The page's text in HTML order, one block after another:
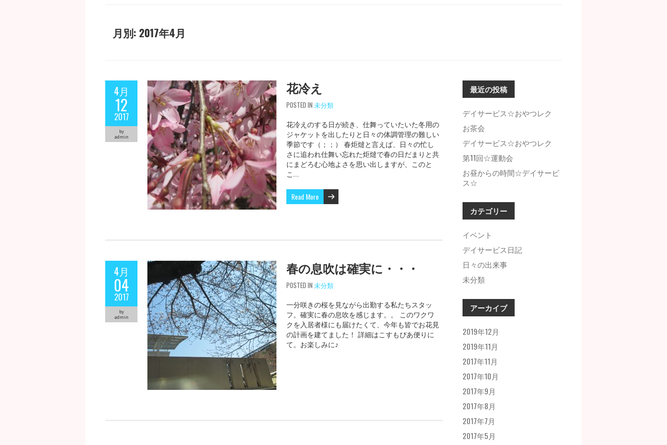
月別: 2017年4月
4月
12
2017
by
admin
花冷え
POSTED IN 未分類
花冷えのする日が続き、仕舞っていたいた冬用の
ジャケットを出したりと日々の体調管理の難しい
季節です（；；） 春炬燵と言えば、日々の忙し
さに追われ仕舞い忘れた炬燵で春の日だまりと共
にまどろむ心地よさを思い出しますが、このと
こ…
Read More
4月
04
2017
by
admin
春の息吹は確実に・・・
POSTED IN 未分類
一分咲きの桜を見ながら出勤する私たちスタッ
フ。確実に春の息吹を感じます。。 このワクワ
クを入居者様にも届けたくて、今年も皆でお花見
の計画を建てました！ 詳細はこすもぴあ便りに
て。お楽しみに♪
最近の投稿
デイサービス☆おやつレク
お茶会
デイサービス☆おやつレク
第11回☆運動会
お昼からの時間☆デイサービ
ス☆
カテゴリー
イベント
デイサービス日記
日々の出来事
未分類
アーカイブ
2019年12月
2019年11月
2017年11月
2017年10月
2017年9月
2017年8月
2017年7月
2017年5月